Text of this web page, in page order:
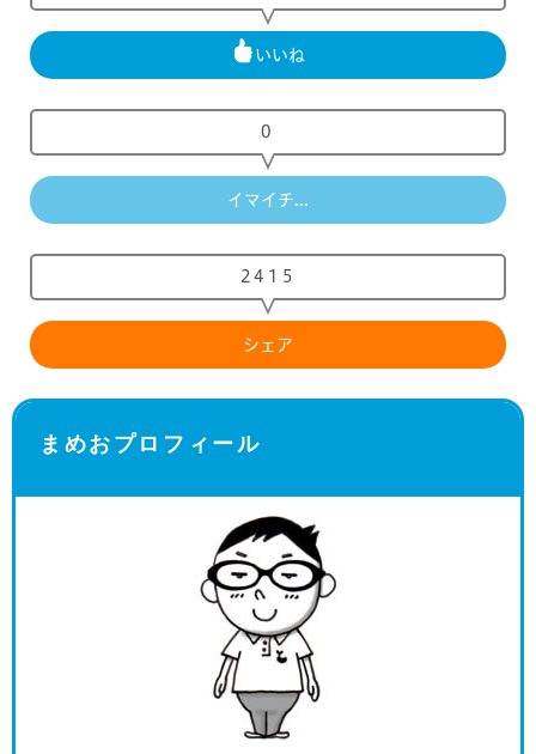
いいね
0
イマイチ...
2415
シェア
まめおプロフィール